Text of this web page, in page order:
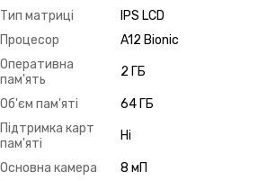
Тип матриці
IPS LCD
Процесор
A12 Bionic
Оперативна
пам'ять
2 ГБ
Об'єм пам'яті
64 ГБ
Підтримка карт
пам'яті
Ні
Основна камера
8 мП